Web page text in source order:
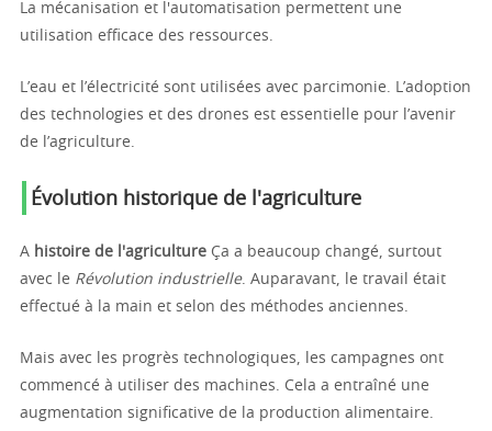
La mécanisation et l'automatisation permettent une
utilisation efficace des ressources.
L’eau et l’électricité sont utilisées avec parcimonie. L’adoption
des technologies et des drones est essentielle pour l’avenir
de l’agriculture.
Évolution historique de l'agriculture
A histoire de l'agriculture Ça a beaucoup changé, surtout
avec le Révolution industrielle. Auparavant, le travail était
effectué à la main et selon des méthodes anciennes.
Mais avec les progrès technologiques, les campagnes ont
commencé à utiliser des machines. Cela a entraîné une
augmentation significative de la production alimentaire.